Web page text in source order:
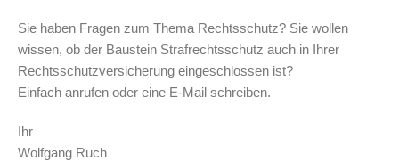
Sie haben Fragen zum Thema Rechtsschutz? Sie wollen
wissen, ob der Baustein Strafrechtsschutz auch in Ihrer
Rechtsschutzversicherung eingeschlossen ist?
Einfach anrufen oder eine E-Mail schreiben.
Ihr
Wolfgang Ruch